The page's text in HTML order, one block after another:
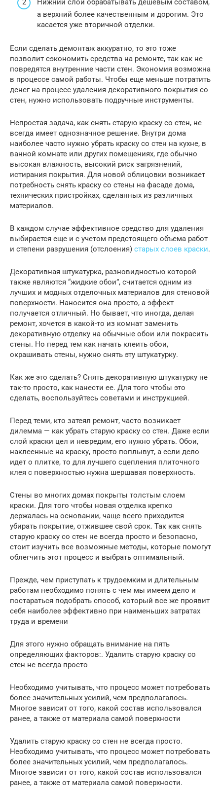
Нижний слой обрабатывать дешевым составом,
а верхний более качественным и дорогим. Это
касается уже вторичной отделки.
Если сделать демонтаж аккуратно, то это тоже
позволит сэкономить средства на ремонте, так как не
повредятся внутренние части стен. Экономия возможна
в процессе самой работы. Чтобы еще меньше потратить
денег на процесс удаления декоративного покрытия со
стен, нужно использовать подручные инструменты.
Непростая задача, как снять старую краску со стен, не
всегда имеет однозначное решение. Внутри дома
наиболее часто нужно убрать краску со стен на кухне, в
ванной комнате или других помещениях, где обычно
высокая влажность, высокий риск загрязнений,
истирания покрытия. Для новой облицовки возникает
потребность снять краску со стены на фасаде дома,
технических пристройках, сделанных из различных
материалов.
В каждом случае эффективное средство для удаления
выбирается еще и с учетом предстоящего объема работ
и степени разрушения (отслоения) старых слоев краски.
Декоративная штукатурка, разновидностью которой
также являются “жидкие обои”, считается одним из
лучших и модных отделочных материалов для стеновой
поверхности. Наносится она просто, а эффект
получается отличный. Но бывает, что иногда, делая
ремонт, хочется в какой-то из комнат заменить
декоративную отделку на обычные обои или покрасить
стены. Но перед тем как начать клеить обои,
окрашивать стены, нужно снять эту штукатурку.
Как же это сделать? Снять декоративную штукатурку не
так-то просто, как нанести ее. Для того чтобы это
сделать, воспользуйтесь советами и инструкцией.
Перед теми, кто затеял ремонт, часто возникает
дилемма — как убрать старую краску со стен. Даже если
слой краски цел и невредим, его нужно убрать. Обои,
наклеенные на краску, просто поплывут, а если дело
идет о плитке, то для лучшего сцепления плиточного
клея с поверхностью нужна шершавая поверхность.
Стены во многих домах покрыты толстым слоем
краски. Для того чтобы новая отделка крепко
держалась на основании, чаще всего приходится
убирать покрытие, отжившее свой срок. Так как снять
старую краску со стен не всегда просто и безопасно,
стоит изучить все возможные методы, которые помогут
облегчить этот процесс и выбрать оптимальный.
Прежде, чем приступать к трудоемким и длительным
работам необходимо понять с чем мы имеем дело и
постараться подобрать способ, который все же проявит
себя наиболее эффективно при наименьших затратах
труда и времени
Для этого нужно обращать внимание на пять
определяющих факторов:. Удалить старую краску со
стен не всегда просто
Необходимо учитывать, что процесс может потребовать
более значительных усилий, чем предполагалось.
Многое зависит от того, какой состав использовался
ранее, а также от материала самой поверхности
Удалить старую краску со стен не всегда просто.
Необходимо учитывать, что процесс может потребовать
более значительных усилий, чем предполагалось.
Многое зависит от того, какой состав использовался
ранее, а также от материала самой поверхности.